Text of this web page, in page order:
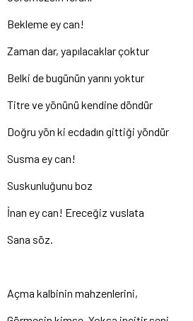
Bekleme ey can!
Zaman dar, yapılacaklar çoktur
Belki de bugünün yarını yoktur
Titre ve yönünü kendine döndür
Doğru yön ki ecdadın gittiği yöndür
Susma ey can!
Suskunluğunu boz
İnan ey can! Ereceğiz vuslata
Sana söz.
Açma kalbinin mahzenlerini,